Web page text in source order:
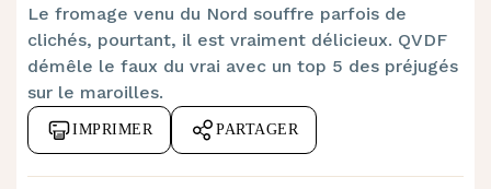
Le fromage venu du Nord souffre parfois de
clichés, pourtant, il est vraiment délicieux. QVDF
démêle le faux du vrai avec un top 5 des préjugés
sur le maroilles.
IMPRIMER PARTAGER